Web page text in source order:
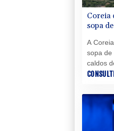
Coreia
sopa
A
sopa de
caldos
atinge a